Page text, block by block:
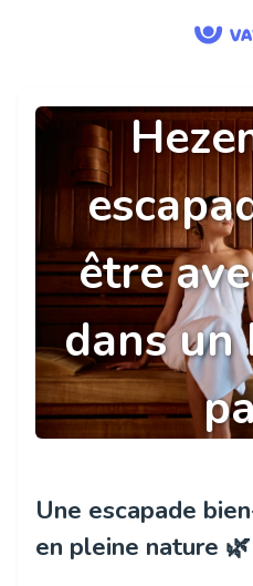
être
dans un
Une escapade
en pleine nature